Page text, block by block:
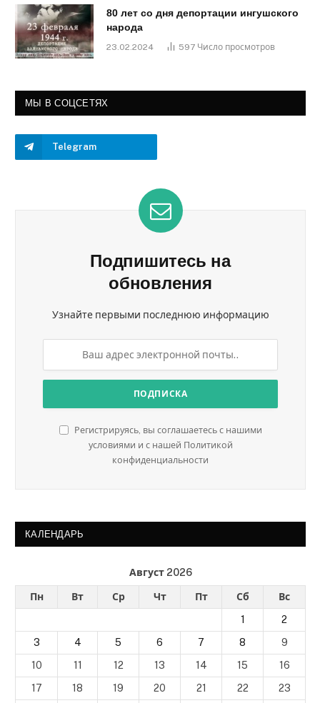
80 лет со дня депортации ингушского
народа
23.02.2024 597 Число просмотров
МЫ В СОЦСЕТЯХ
Telegram
Подпишитесь на
обновления
Узнайте первыми последнюю информацию
Регистрируясь, вы соглашаетесь с нашими
условиями и с нашей Политикой
конфиденциальности
КАЛЕНДАРЬ
Август 2026
Пн Вт Ср Чт Пт Сб
Вс
1
2
3
4 5 6 7 8
9
10
11 12 13 14 15
16
17
18 19 20 21 22 23